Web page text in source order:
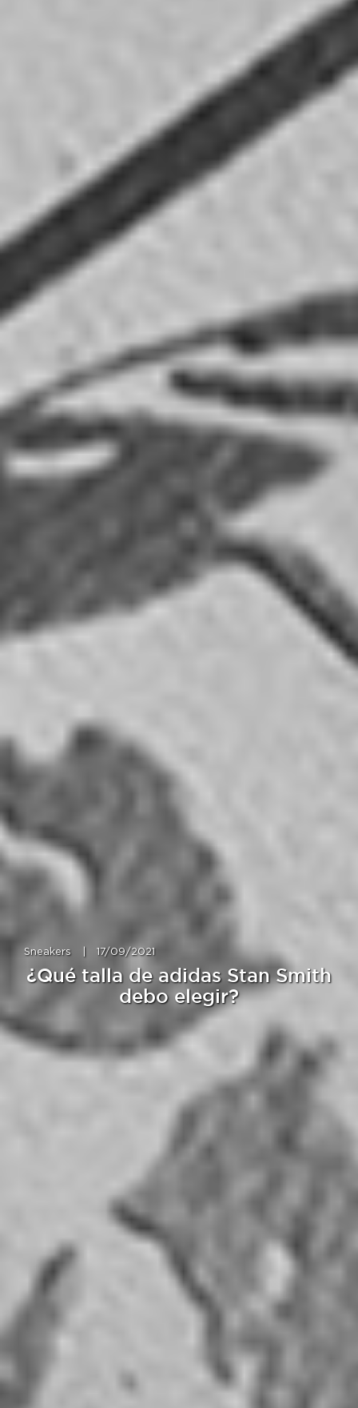
Sneakers 17/09/2021
¿Qué talla de adidas Stan Smith
debo elegir?